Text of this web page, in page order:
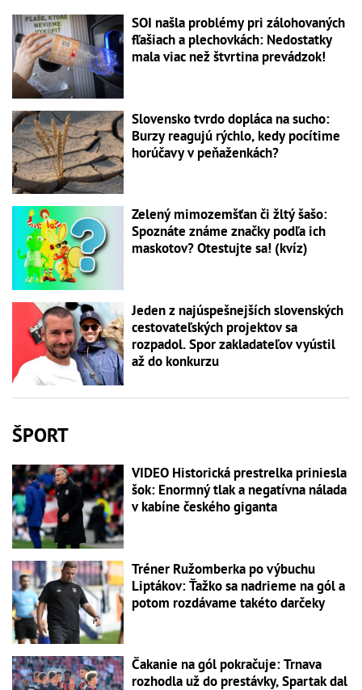
SOI našla problémy pri zálohovaných
fľašiach a plechovkách: Nedostatky
mala viac než štvrtina prevádzok!
Slovensko tvrdo dopláca na sucho:
Burzy reagujú rýchlo, kedy pocítime
horúčavy v peňaženkách?
Zelený mimozemšťan či žltý šašo:
Spoznáte známe značky podľa ich
maskotov? Otestujte sa! (kvíz)
Jeden z najúspešnejších slovenských
cestovateľských projektov sa
rozpadol. Spor zakladateľov vyústil
až do konkurzu
ŠPORT
VIDEO Historická prestrelka priniesla
šok: Enormný tlak a negatívna nálada
v kabíne českého giganta
Tréner Ružomberka po výbuchu
Liptákov: Ťažko sa nadrieme na gól a
potom rozdávame takéto darčeky
Čakanie na gól pokračuje: Trnava
rozhodla už do prestávky, Spartak dal